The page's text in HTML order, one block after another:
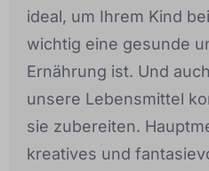
ideal, um Ihrem Kind
wichtig eine gesunde
Ernährung ist. Und
unsere Lebensmittel
sie zubereiten.
kreatives und